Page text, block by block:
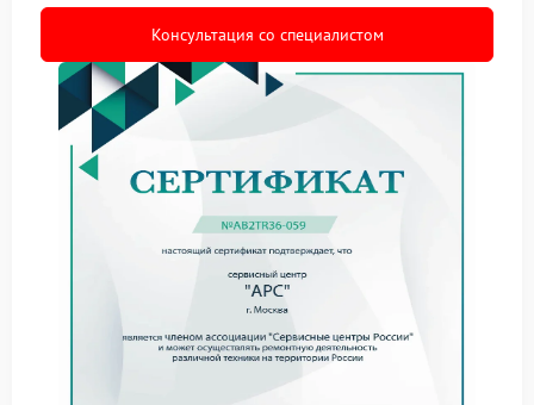
панели закрываются неплотно;
появляется люфт деталей;
внутрь попадает пыль или влага.
Иногда после механического воздействия
нарушается фиксация внутренних элементов, из-за
чего появляются шум, перегрев или нестабильная
работа устройства. При сильном повреждении
возможно смещение платы управления и разъемов
Что можно сделать
самостоятельно
Сначала стоит отключить ИБП от сети и убедиться,
Консультация со специалистом